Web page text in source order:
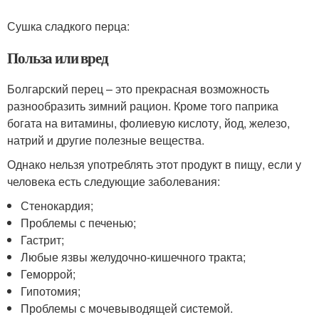
Сушка сладкого перца:
Польза или вред
Болгарский перец – это прекрасная возможность
разнообразить зимний рацион. Кроме того паприка
богата на витамины, фолиевую кислоту, йод, железо,
натрий и другие полезные вещества.
Однако нельзя употреблять этот продукт в пищу, если у
человека есть следующие заболевания:
Стенокардия;
Проблемы с печенью;
Гастрит;
Любые язвы желудочно-кишечного тракта;
Геморрой;
Гипотомия;
Проблемы с мочевыводящей системой.